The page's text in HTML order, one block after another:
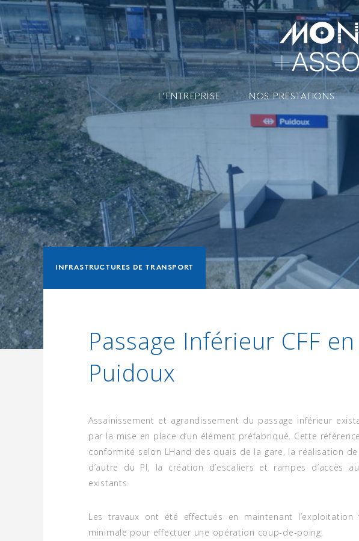
L’ENTREPRISE NOS PRESTATIONS
INFRASTRUCTURES DE TRANSPORT
Passage Inférieur CFF
Puidoux
Assainissement et agrandissement du passage inférieur
par la mise en place d’un élément préfabriqué. Cette
conformité selon LHand des quais de la gare, la réalisation
d’autre du PI, la création d’escaliers et rampes d’accès
existants.
Les travaux ont été effectués en maintenant
minimale pour effectuer une opération coup-de-poing.